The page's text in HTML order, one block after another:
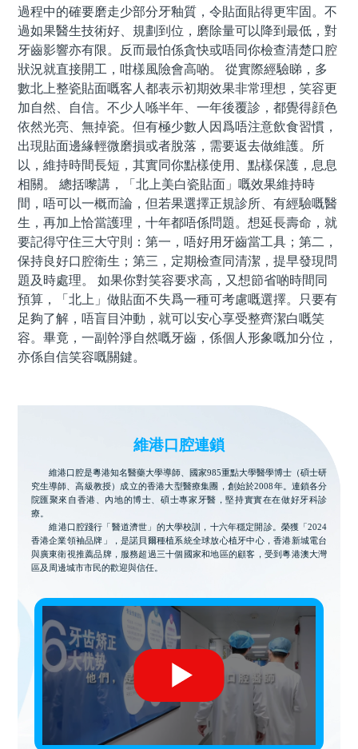
過程中的確要磨走少部分牙釉質，令貼面貼得更牢固。不
過如果醫生技術好、規劃到位，磨除量可以降到最低，對
牙齒影響亦有限。反而最怕係貪快或唔同你檢查清楚口腔
狀況就直接開工，咁樣風險會高啲。 從實際經驗睇，多
數北上整瓷貼面嘅客人都表示初期效果非常理想，笑容更
加自然、自信。不少人喺半年、一年後覆診，都覺得顔色
依然光亮、無掉瓷。但有極少數人因爲唔注意飲食習慣，
出現貼面邊緣輕微磨損或者脫落，需要返去做維護。所
以，維持時間長短，其實同你點樣使用、點樣保護，息息
相關。 總括嚟講，「北上美白瓷貼面」嘅效果維持時
間，唔可以一概而論，但若果選擇正規診所、有經驗嘅醫
生，再加上恰當護理，十年都唔係問題。想延長壽命，就
要記得守住三大守則：第一，唔好用牙齒當工具；第二，
保持良好口腔衛生；第三，定期檢查同清潔，提早發現問
題及時處理。 如果你對笑容要求高，又想節省啲時間同
預算，「北上」做貼面不失爲一種可考慮嘅選擇。只要有
足夠了解，唔盲目沖動，就可以安心享受整齊潔白嘅笑
容。畢竟，一副幹淨自然嘅牙齒，係個人形象嘅加分位，
亦係自信笑容嘅關鍵。
維港口腔連鎖
維港口腔是粵港知名醫藥大學導師、國家985重點大學醫學博士（碩士研
究生導師、高級教授）成立的香港大型醫療集團，創始於2008年。連鎖各分
院匯聚來自香港、內地的博士、碩士專家牙醫，堅持實實在在做好牙科診
療。
維港口腔踐行「醫道濟世」的大學校訓，十六年穩定開診。榮獲「2024
香港企業領袖品牌」，是諾貝爾種植系統全球放心植牙中心，香港新城電台
與廣東衛視推薦品牌，服務超過三十個國家和地區的顧客，受到粵港澳大灣
區及周邊城市市民的歡迎與信任。